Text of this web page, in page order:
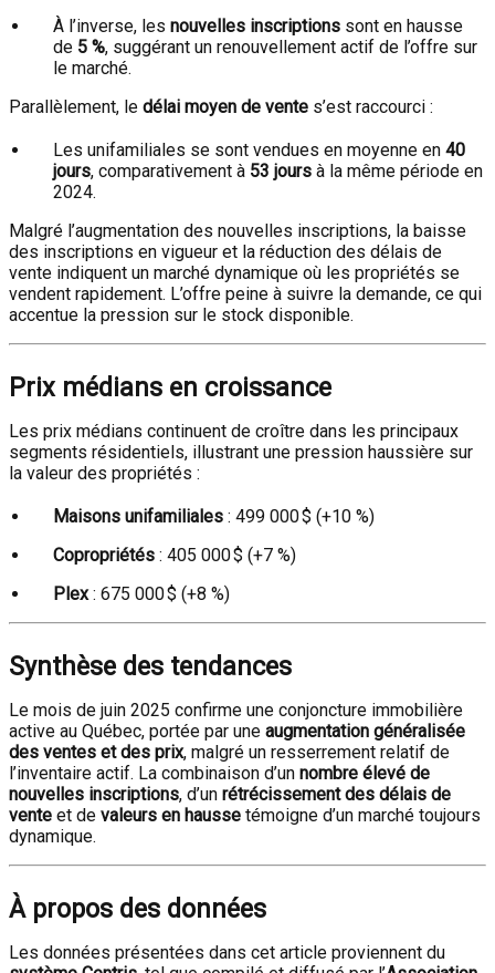
À l’inverse, les nouvelles inscriptions sont en hausse
de 5 %, suggérant un renouvellement actif de l’offre sur
le marché.
Parallèlement, le délai moyen de vente s’est raccourci :
Les unifamiliales se sont vendues en moyenne en 40
jours, comparativement à 53 jours à la même période en
2024.
Malgré l’augmentation des nouvelles inscriptions, la baisse
des inscriptions en vigueur et la réduction des délais de
vente indiquent un marché dynamique où les propriétés se
vendent rapidement. L’offre peine à suivre la demande, ce qui
accentue la pression sur le stock disponible.
Prix médians en croissance
Les prix médians continuent de croître dans les principaux
segments résidentiels, illustrant une pression haussière sur
la valeur des propriétés :
Maisons unifamiliales : 499 000 $ (+10 %)
Copropriétés : 405 000 $ (+7 %)
Plex: 675 000 $ (+8 %)
Synthèse des tendances
Le mois de juin 2025 confirme une conjoncture immobilière
active au Québec, portée par une augmentation généralisée
des ventes et des prix, malgré un resserrement relatif de
l’inventaire actif. La combinaison d’un nombre élevé de
nouvelles inscriptions, d’un rétrécissement des délais de
vente et de valeurs en hausse témoigne d’un marché toujours
dynamique.
À propos des données
Les données présentées dans cet article proviennent du